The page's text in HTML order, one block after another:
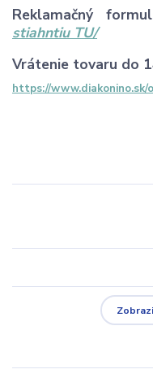
Reklamačný
stiahntiu TU/
Vrátenie tovaru do
https://